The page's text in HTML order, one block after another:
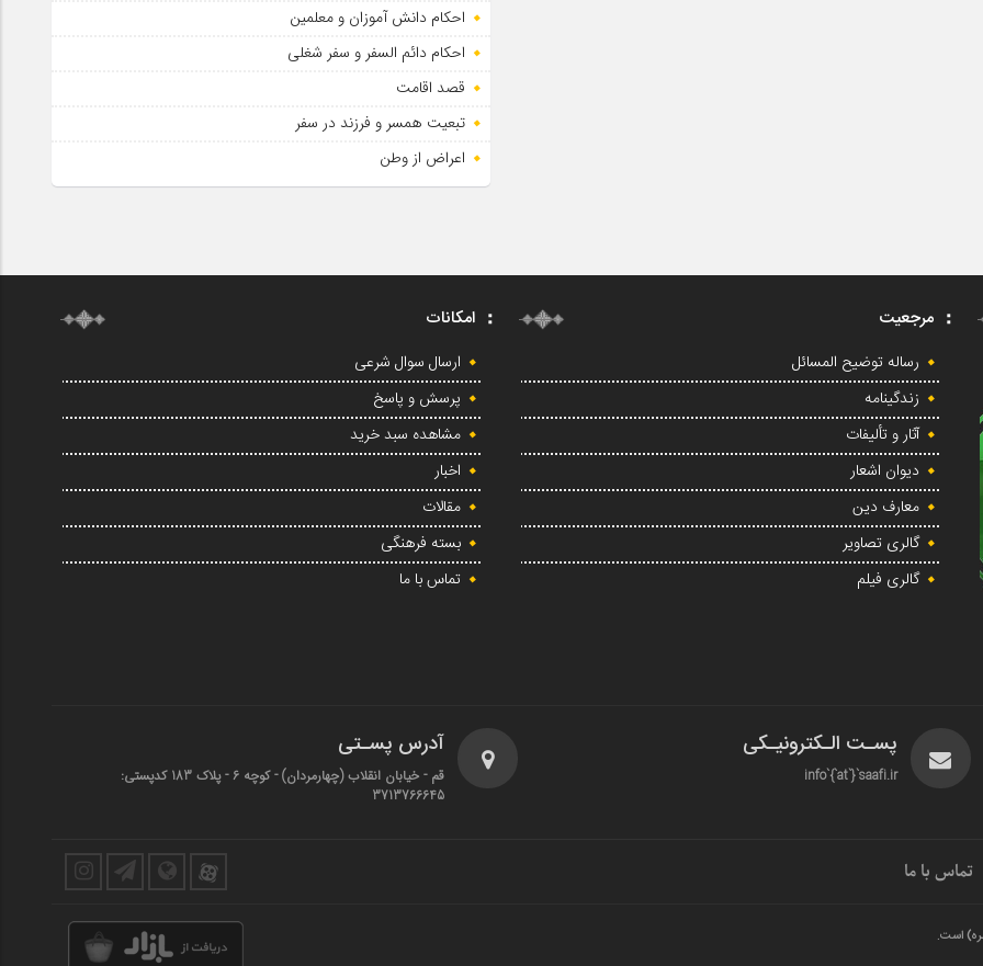
احکام دانش آموزان و معلمین
احکام دائم السفر و سفر شغلی
قصد اقامت
تبعیت همسر و فرزند در سفر
اعراض از وطن
مرجعیت
رساله توضیح المسائل
زندگینامه
آثار و تألیفات
دیوان اشعار
معارف دین
گالری تصاویر
گالری فیلم
امکانات
ارسال سوال شرعی
پرسش و پاسخ
مشاهده سبد خرید
اخبار
مقالات
بسته فرهنگی
تماس با ما
پسـت الـکترونیـکی
info`{`at`}`saafi.ir
آدرس پسـتی
قم - خیابان انقلاب (چهارمردان)‌ - کوچه 6 - پلاک 183 کدپستی:
3713766645
تماس با ما
است.